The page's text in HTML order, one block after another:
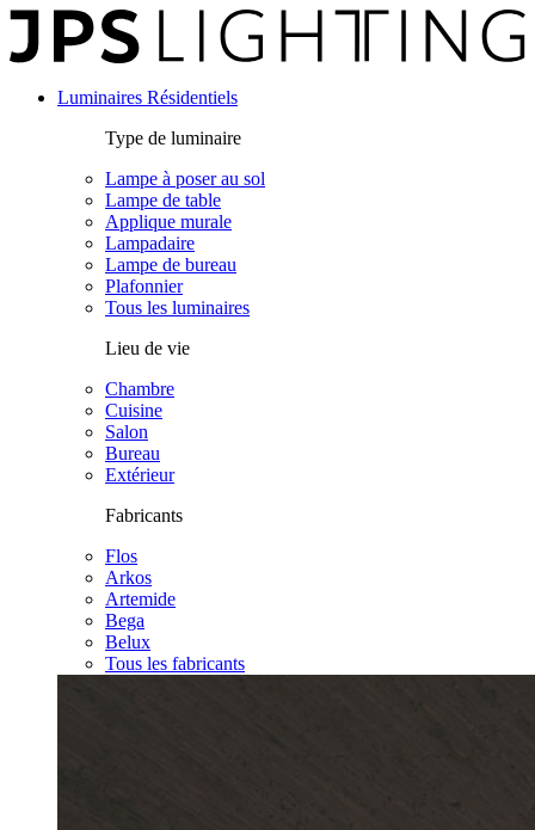
Luminaires Résidentiels
Type de luminaire
Lampe à poser au sol
Lampe de table
Applique murale
Lampadaire
Lampe de bureau
Plafonnier
Tous les luminaires
Lieu de vie
Chambre
Cuisine
Salon
Bureau
Extérieur
Fabricants
Flos
Arkos
Artemide
Bega
Belux
Tous les fabricants
Panneau de gestion des cookies